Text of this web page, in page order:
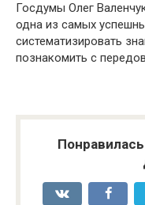
Госдумы Олег
одна из самых
систематизировать
познакомить с